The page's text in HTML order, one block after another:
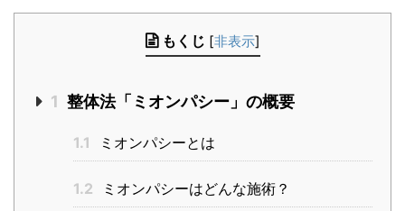
もくじ [非表示]
1 整体法「ミオンパシー」の概要
1.1 ミオンパシーとは
1.2 ミオンパシーはどんな施術？